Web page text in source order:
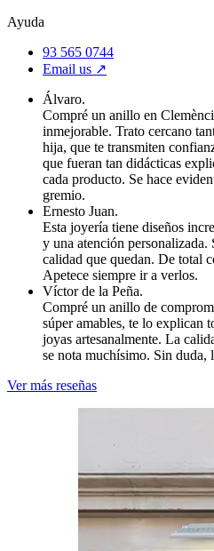
Ayuda
93 565 0744
Email us ↗︎
Álvaro.
Compré un anillo en
inmejorable. Trato cercano
hija, que te transmiten
que fueran tan didácticas
cada producto. Se hace
gremio.
Ernesto Juan.
Esta joyería tiene diseños
y una atención personalizada.
calidad que quedan. De total
Apetece siempre ir a verlos.
Víctor de la Peña.
Compré un anillo de
súper amables, te lo explican
joyas artesanalmente. La
se nota muchísimo. Sin duda,
Ver más reseñas